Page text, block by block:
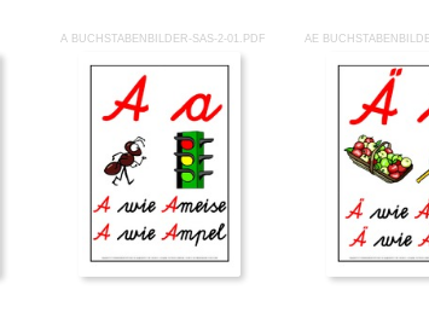
A BUCHSTABENBILDER-SAS-2-01.PDF AE